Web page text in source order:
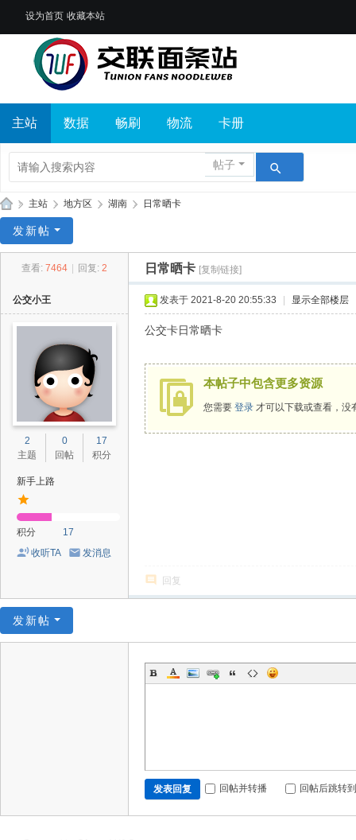
设为首页 收藏本站
主站 数据 畅刷 物流 卡册
帖子
联
» 主站 › 地方区 › 湖南 › 日常晒卡
发新帖
查看: 7464 回复: 2 日常晒卡 [复制链接]
公交小王
2
主题
0
回帖
17
积分
新手上路
积分
17
收听TA
发消息
发表于 2021-8-20 20:55:33 显示全部楼层
公交卡日常晒卡
本帖子中包含更多资源
您需要 登录 才可以下载或查看，没
回复
发新帖
发表回复 回帖并转播 回帖后跳转